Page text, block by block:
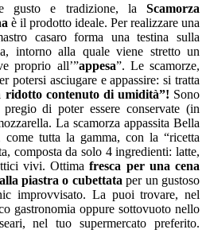
gusto e tradizione, la Scamorza
è il prodotto ideale. Per realizzare una
casaro forma una testina sulla
intorno alla quale viene stretto un
proprio all’”appesa”. Le scamorze,
potersi asciugare e appassire: si tratta
ridotto contenuto di umidità”! Sono
di poter essere conservate (in
La scamorza appassita Bella
come tutta la gamma, con la “ricetta
composta da solo 4 ingredienti: latte,
vivi. Ottimafresca per una cena
piastra o cubettata per un gustoso
improvvisato. La puoi trovare, nel
gastronomia oppure sottovuoto nello
nel tuo supermercato preferito.